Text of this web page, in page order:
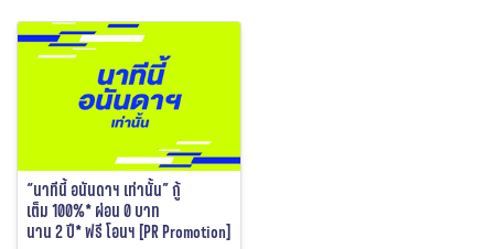
“นาทีนี้ อนันดาฯ เท่านั้น” กู้
เต็ม 100%* ผ่อน 0 บาท
นาน 2 ปี* ฟรี โอนฯ [PR Promotion]